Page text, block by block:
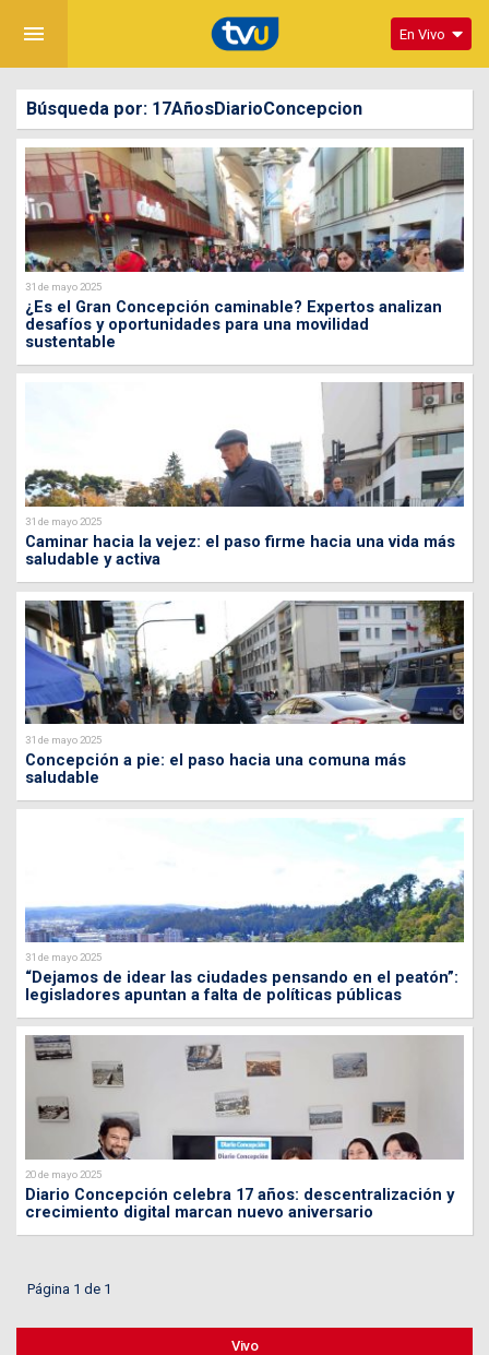
menu En Vivo
Búsqueda por: 17AñosDiarioConcepcion
31 de mayo 2025
¿Es el Gran Concepción caminable? Expertos analizan
desafíos y oportunidades para una movilidad
sustentable
31 de mayo 2025
Caminar hacia la vejez: el paso firme hacia una vida más
saludable y activa
31 de mayo 2025
Concepción a pie: el paso hacia una comuna más
saludable
31 de mayo 2025
“Dejamos de idear las ciudades pensando en el peatón”:
legisladores apuntan a falta de políticas públicas
20 de mayo 2025
Diario Concepción celebra 17 años: descentralización y
crecimiento digital marcan nuevo aniversario
Página 1 de 1
Vivo